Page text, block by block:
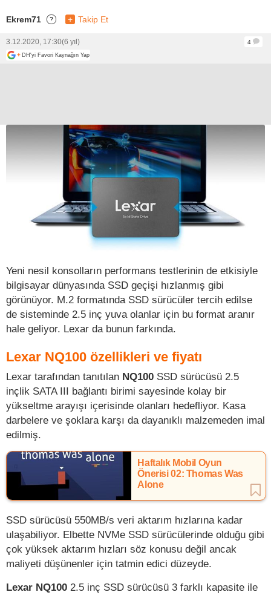
Ekrem71 ? + Takip Et
3.12.2020, 17:30(6 yıl)
4
+ DH'yi Favori Kaynağın Yap
Yeni nesil konsolların performans testlerinin de etkisiyle
bilgisayar dünyasında SSD geçişi hızlanmış gibi
görünüyor. M.2 formatında SSD sürücüler tercih edilse
de sisteminde 2.5 inç yuva olanlar için bu format aranır
hale geliyor. Lexar da bunun farkında.
Lexar NQ100 özellikleri ve fiyatı
Lexar tarafından tanıtılan NQ100 SSD sürücüsü 2.5
inçlik SATA III bağlantı birimi sayesinde kolay bir
yükseltme arayışı içerisinde olanları hedefliyor. Kasa
darbelere ve şoklara karşı da dayanıklı malzemeden imal
edilmiş.
Haftalık Mobil Oyun
Önerisi 02: Thomas Was
Alone
SSD sürücüsü 550MB/s veri aktarım hızlarına kadar
ulaşabiliyor. Elbette NVMe SSD sürücülerinde olduğu gibi
çok yüksek aktarım hızları söz konusu değil ancak
maliyeti düşünenler için tatmin edici düzeyde.
Lexar NQ100 2.5 inç SSD sürücüsü 3 farklı kapasite ile